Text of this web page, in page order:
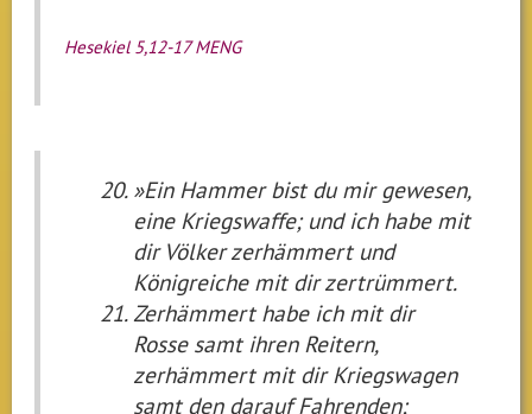
Hesekiel 5,12-17 MENG
»Ein Hammer bist du mir gewesen,
eine Kriegswaffe; und ich habe mit
dir Völker zerhämmert und
Königreiche mit dir zertrümmert.
Zerhämmert habe ich mit dir
Rosse samt ihren Reitern,
zerhämmert mit dir Kriegswagen
samt den darauf Fahrenden;